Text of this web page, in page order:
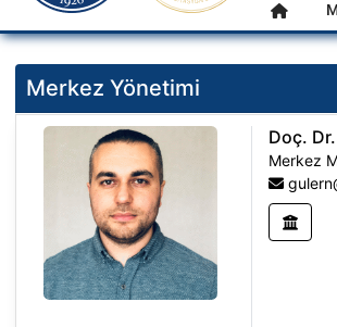
Merkez Yönetimi
Doç.
Merkez